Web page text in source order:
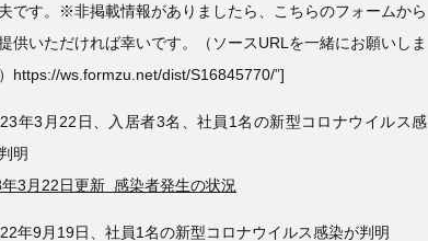
です。※非掲載情報がありましたら、こちらのフォームから
供いただければ幸いです。（ソースURLを一緒にお願いしま
https://ws.formzu.net/dist/S16845770/”]
年3月22日、入居者3名、社員1名の新型コロナウイルス感
明
3月22日更新 感染者発生の状況
年9月19日、社員1名の新型コロナウイルス感染が判明